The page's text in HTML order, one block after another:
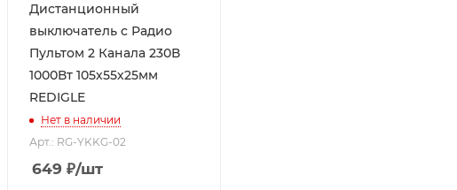
Дистанционный
выключатель c Радио
Пультом 2 Канала 230В
1000Вт 105х55х25мм
REDIGLE
Нет в наличии
Арт.: RG-YKKG-02
649 ₽/шт